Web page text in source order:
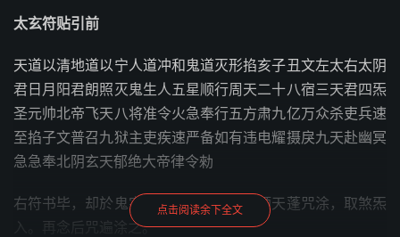
太玄符贴引前
天道以清地道以宁人道冲和鬼道灭形掐亥子丑文左太右太阴
君日月阳君朗照灭鬼生人五星顺行周天二十八宿三天君四炁
圣元帅北帝飞天八将准令火急奉行五方肃九亿万众杀吏兵速
至掐子文普召九狱主吏疾速严备如有违电耀摄戾九天赴幽冥
急急奉北阴玄天郁绝大帝律令勑
右符书毕，却於鬼字心书本将名，念逆顺天蓬咒涂，取煞炁
入。再念后咒遍涂之。
点击阅读余下全文